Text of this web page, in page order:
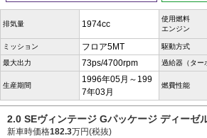
排気量 1974cc
使用燃料
エンジン
ミッション フロア5MT 駆動方式
最大出力 73ps/4700rpm 過給器（ター
生産期間
1996年05月～199
7年03月
燃費性能
2.0 SEヴィンテージ Gパッケージ ディーゼ
新車時価格182.3万円(税抜)